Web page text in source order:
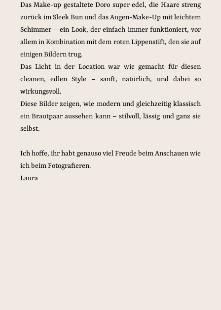
Das Make-up gestaltete Doro super edel, die Haare streng
zurück im Sleek Bun und das Augen-Make-Up mit leichtem
Schimmer – ein Look, der einfach immer funktioniert, vor
allem in Kombination mit dem roten Lippenstift, den sie auf
einigen Bildern trug.
Das Licht in der Location war wie gemacht für diesen
cleanen, edlen Style – sanft, natürlich, und dabei so
wirkungsvoll.
Diese Bilder zeigen, wie modern und gleichzeitig klassisch
ein Brautpaar aussehen kann – stilvoll, lässig und ganz sie
selbst.
Ich hoffe, ihr habt genauso viel Freude beim Anschauen wie
ich beim Fotografieren.
Laura